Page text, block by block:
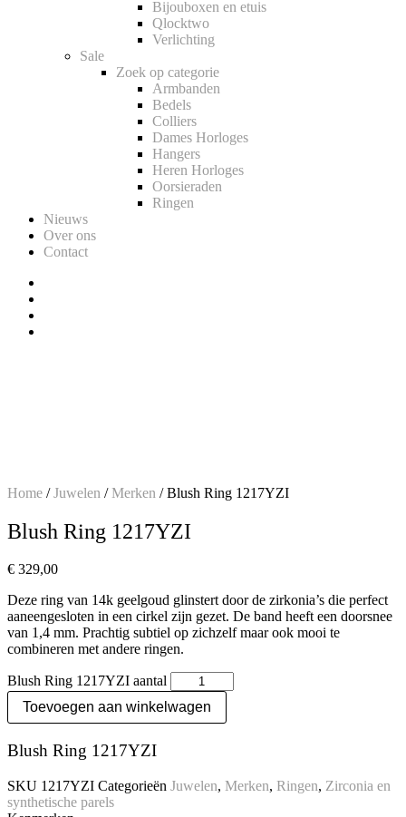
Bijouboxen en etuis
Qlocktwo
Verlichting
Sale
Zoek op categorie
Armbanden
Bedels
Colliers
Dames Horloges
Hangers
Heren Horloges
Oorsieraden
Ringen
Nieuws
Over ons
Contact
Home /Juwelen /Merken / Blush Ring 1217YZI
Blush Ring 1217YZI
€ 329,00
Deze ring van 14k geelgoud glinstert door de zirkonia’s die perfect
aaneengesloten in een cirkel zijn gezet. De band heeft een doorsnee
van 1,4 mm. Prachtig subtiel op zichzelf maar ook mooi te
combineren met andere ringen.
Blush Ring 1217YZI aantal
Toevoegen aan winkelwagen
Blush Ring 1217YZI
SKU 1217YZI Categorieën Juwelen, Merken, Ringen, Zirconia en
synthetische parels